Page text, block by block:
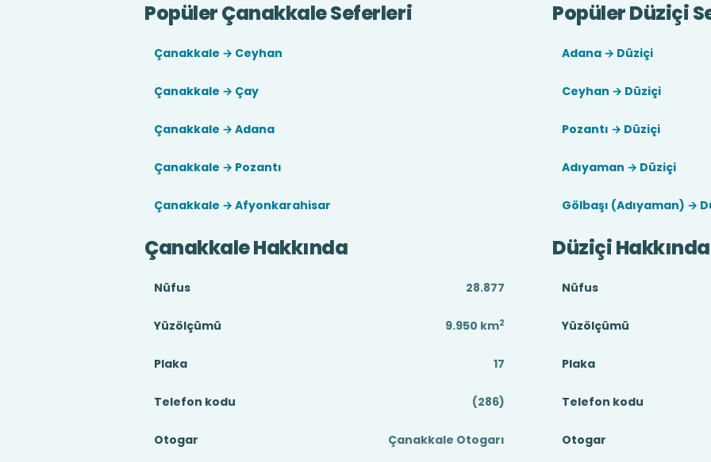
Popüler Çanakkale Seferleri
Çanakkale → Ceyhan
Çanakkale → Çay
Çanakkale → Adana
Çanakkale → Pozantı
Çanakkale → Afyonkarahisar
Popüler Düziçi
Adana → Düziçi
Ceyhan → Düziçi
Pozantı → Düziçi
Adıyaman → Düziçi
Gölbaşı (Adıyaman) →
Çanakkale Hakkında
Nüfus 28.877
Yüzölçümü 9.950 km2
Plaka 17
Telefon kodu (286)
Otogar Çanakkale Otogarı
Düziçi Hakkında
Nüfus
Yüzölçümü
Plaka
Telefon kodu
Otogar